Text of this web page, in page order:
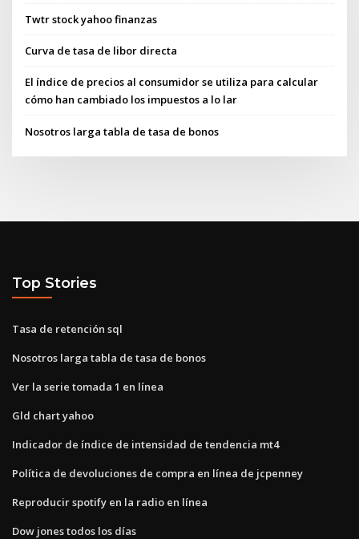
Twtr stock yahoo finanzas
Curva de tasa de libor directa
El índice de precios al consumidor se utiliza para calcular
cómo han cambiado los impuestos a lo lar
Nosotros larga tabla de tasa de bonos
Top Stories
Tasa de retención sql
Nosotros larga tabla de tasa de bonos
Ver la serie tomada 1 en línea
Gld chart yahoo
Indicador de índice de intensidad de tendencia mt4
Política de devoluciones de compra en línea de jcpenney
Reproducir spotify en la radio en línea
Dow jones todos los días